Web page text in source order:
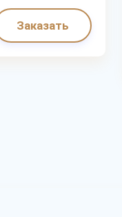
Заказать